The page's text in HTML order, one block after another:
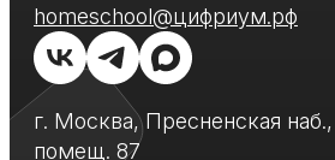
homeschool@цифриум.рф
г. Москва, Пресненская
помещ. 87